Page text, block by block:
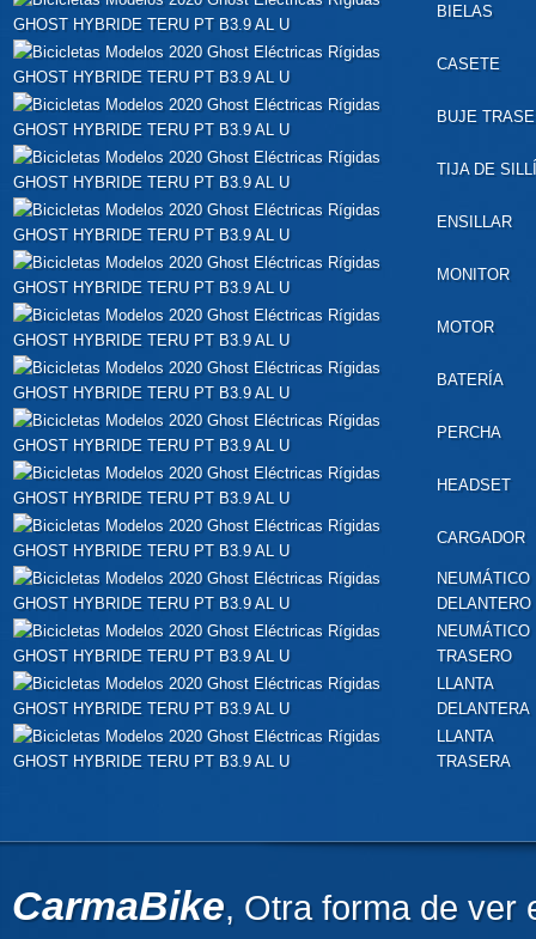
BIELAS
CASETE
BUJE
TIJA DE
ENSILLAR
MONITOR
MOTOR
BATERÍA
PERCHA
HEADSET
CARGADOR
NEUMÁTICO
DELANTERO
NEUMÁTICO
TRASERO
LLANTA
DELANTERA
LLANTA
TRASERA
CarmaBike, Otra forma de ver